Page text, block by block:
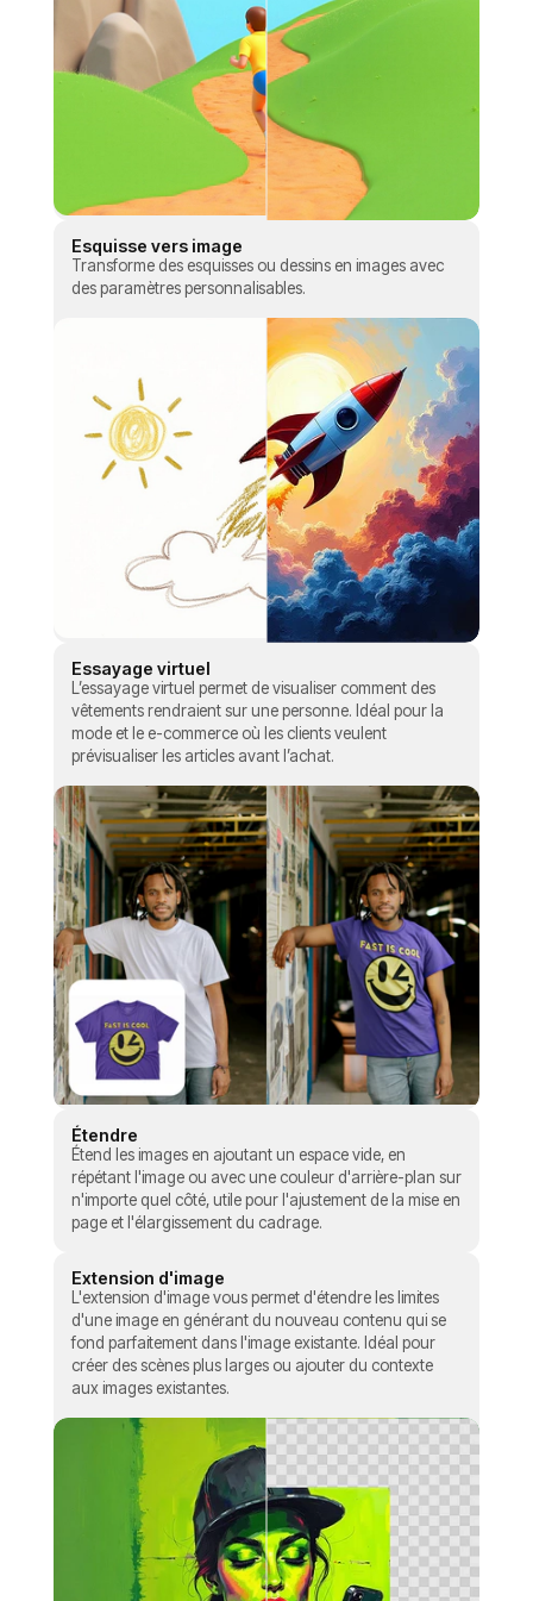
Esquisse vers image
Transforme des esquisses ou dessins en images avec
des paramètres personnalisables.
Essayage virtuel
L’essayage virtuel permet de visualiser comment des
vêtements rendraient sur une personne. Idéal pour la
mode et le e-commerce où les clients veulent
prévisualiser les articles avant l’achat.
Étendre
Étend les images en ajoutant un espace vide, en
répétant l'image ou avec une couleur d'arrière-plan sur
n'importe quel côté, utile pour l'ajustement de la mise en
page et l'élargissement du cadrage.
Extension d'image
L'extension d'image vous permet d'étendre les limites
d'une image en générant du nouveau contenu qui se
fond parfaitement dans l'image existante. Idéal pour
créer des scènes plus larges ou ajouter du contexte
aux images existantes.